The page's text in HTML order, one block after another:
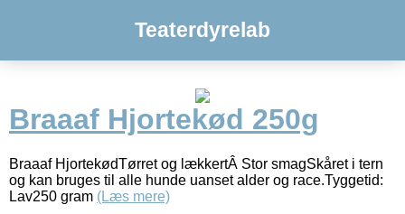
Teaterdyrelab
Braaaf Hjortekød 250g
Braaaf HjortekødTørret og lækkertÂ Stor smagSkåret i tern
og kan bruges til alle hunde uanset alder og race.Tyggetid:
Lav250 gram (Læs mere)